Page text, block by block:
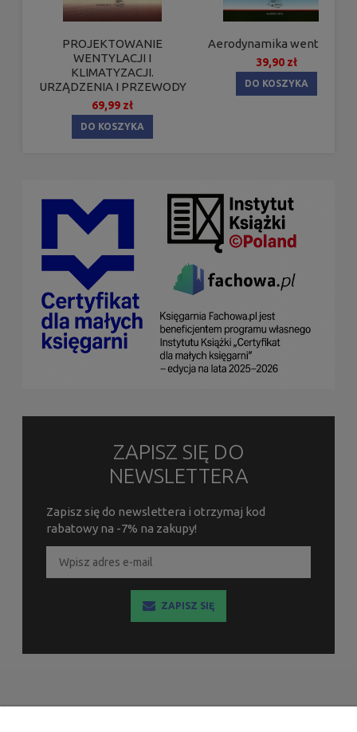
PROJEKTOWANIE
WENTYLACJI I
KLIMATYZACJI.
URZĄDZENIA I PRZEWODY
69,99 zł
DO KOSZYKA
Aerodynamika wentylacji
39,90 zł
DO KOSZYKA
ZAPISZ SIĘ DO
NEWSLETTERA
Zapisz się do newslettera i otrzymaj kod
rabatowy na -7% na zakupy!
ZAPISZ SIĘ
INFORMACJE